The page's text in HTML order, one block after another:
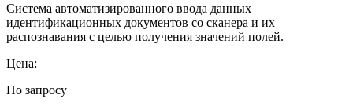
Система автоматизированного ввода данных
идентификационных документов со сканера и их
распознавания с целью получения значений полей.
Цена:
По запросу